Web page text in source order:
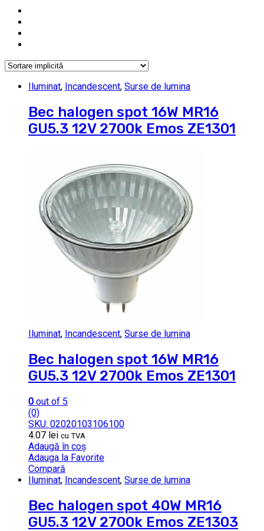
Iluminat, Incandescent, Surse de lumina
Bec halogen spot 16W MR16
GU5.3 12V 2700k Emos ZE1301
Iluminat, Incandescent, Surse de lumina
Bec halogen spot 16W MR16
GU5.3 12V 2700k Emos ZE1301
0 out of 5
(0)
SKU: 02020103106100
4.07 lei cu TVA
Adaugă în coș
Adauga la Favorite
Compară
Iluminat, Incandescent, Surse de lumina
Bec halogen spot 40W MR16
GU5.3 12V 2700k Emos ZE1303